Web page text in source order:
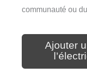
communauté ou
Ajouter